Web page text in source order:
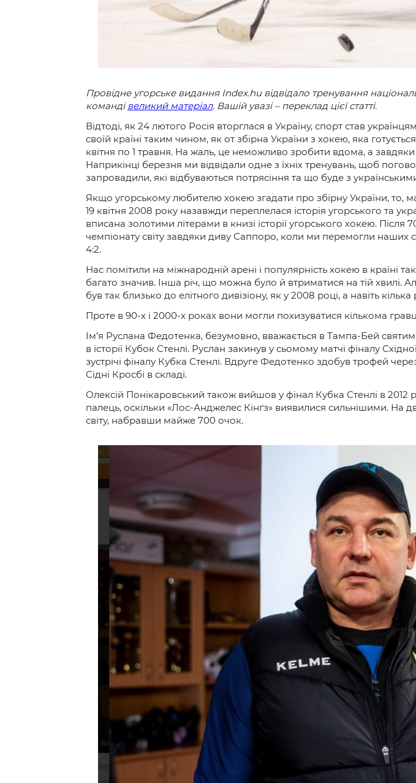
Провідне угорське видання Index.huвідвідало тренування
командівеликий матеріал. Вашій увазі – переклад цієї статті.
Відтоді, як 24 лютого Росія вторглася в Україну, спорт став
своїй країні таким чином, як от збірна України з хокею, яка
квітня по 1 травня. На жаль, це неможливо зробити вдома, а
Наприкінці березня ми відвідали одне з їхніх тренувань, щоб
запровадили, які відбуваються потрясіння та що буде з
Якщо угорському любителю хокею згадати про збірну України, то,
19 квітня 2008 року назавжди переплелася історія угорського та
вписана золотими літерами в книзі історії угорського хокею.
чемпіонату світу завдяки диву Саппоро, коли ми перемогли наших
4:2.
Нас помітили на міжнародній арені і популярність хокею в країні
багато значив. Інша річ, що можна було й втриматися на тій хвилі.
був так близько до елітного дивізіону, як у 2008 році, а навіть
Проте в 90-х і 2000-х роках вони могли похизуватися кількома
Ім’я Руслана Федотенка, безумовно, вважається в Тампа-Бей
в історії Кубок Стенлі. Руслан закинув у сьомому матчі фіналу
зустрічі фіналу Кубка Стенлі. Вдруге Федотенко здобув трофей
Сідні Кросбі в складі.
Олексій Понікаровський також вийшов у фінал Кубка Стенлі в 2012
палець, оскільки «Лос-Анджелес Кінґз» виявилися сильнішими. На
світу, набравши майже 700 очок.